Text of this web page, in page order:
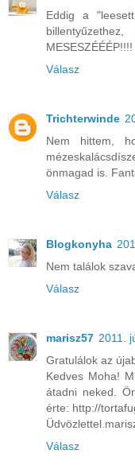
Eddig a
MESESZÉÉÉP!!!!
Válasz
Trichterwinde
Nem hittem,
önmagad is.
Válasz
Blogkonyha
Nem találok
Válasz
marisz57 2011.
Gratulálok az
Kedves Moha!
átadni neked.
érte: http://
Válasz